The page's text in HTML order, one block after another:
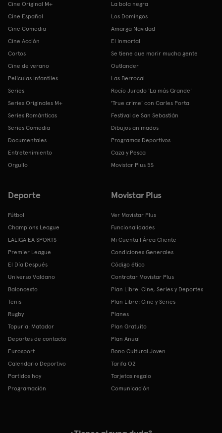
Cine Original M+
Cine Español
Cine Comedia
Cine Acción
Cortos
Cine de verano
Películas Infantiles
Series
Series Originales M+
Series Románticas
Series Comedia
Documentales
Entretenimiento
Orgullo
La bola negra
Los Domingos
Amarga Navidad
El Inmortal
Se tiene que morir mucha gente
Outlander
Las Berrocal
Rocío Jurado 'La más Grande'
'True crime' con Carles Porta
Festival de San Sebastián
Dibujos animados
Programas Deportivos
Caza y Pesca
Movistar Plus 5S
Deporte
Fútbol
Champions League
LALIGA EA SPORTS
Premier League
El Día Después
Universo Valdano
Baloncesto
Tenis
Rugby
Topuria: Matador
Deportes de contacto
Eurosport
Calendario Deportivo
Partidos hoy
Programación
Movistar Plus
Ver Movistar Plus
Funcionalidades
Mi Cuenta | Área Cliente
Condiciones Generales
Código ético
Contratar Movistar Plus
Plan Libre: Cine, Series y Deportes
Plan Libre: Cine y Series
Planes
Plan Gratuito
Plan Anual
Bono Cultural Joven
Tarifa O2
Tarjetas regalo
Comunicación